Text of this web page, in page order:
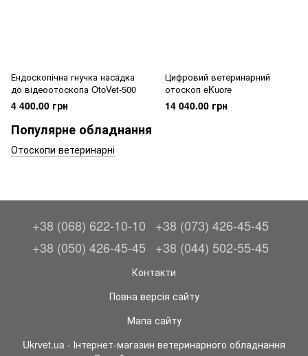
Ендоскопічна гнучка насадка
до відеоотоскопа OtoVet-500
4 400.00 грн
Цифровий ветеринарний
отоскоп eKuore
14 040.00 грн
Популярне обладнання
Отоскопи ветеринарні
+38 (068) 622-10-10
+38 (073) 426-45-45
+38 (050) 426-45-45
+38 (044) 502-55-45
Контакти
Повна версія сайту
Мапа сайту
Ukrvet.ua - Інтернет-магазин ветеринарного обладнання